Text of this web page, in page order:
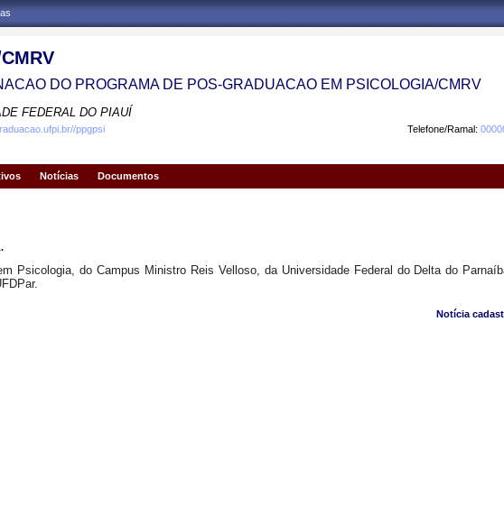
DO PROGRAMA DE POS-GRADUACAO EM PSICOLOGIA/CMRV
FEDERAL DO PIAUÍ
Telefone/Ramal:
ppgpsi
Notícias Documentos
Psicologia, do Campus Ministro Reis Velloso, da Universidade Federal do Delta do
Notícia